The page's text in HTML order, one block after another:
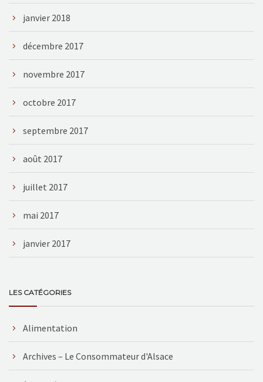
janvier 2018
décembre 2017
novembre 2017
octobre 2017
septembre 2017
août 2017
juillet 2017
mai 2017
janvier 2017
LES CATÉGORIES
Alimentation
Archives – Le Consommateur d'Alsace